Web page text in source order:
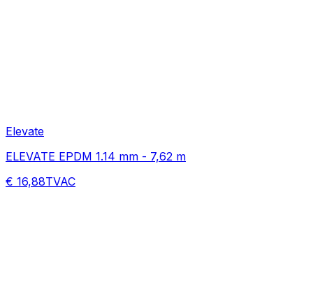
Elevate
ELEVATE EPDM 1.14 mm - 7,62 m
€ 16,88TVAC